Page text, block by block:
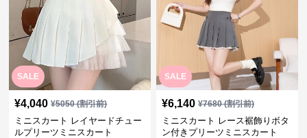
SALE
¥4,040 ¥5050(割引前)
ミニスカート レイヤードチュー
ルプリーツミニスカート
SALE
¥6,140 ¥7680(割引前)
ミニスカート レース裾飾りボタ
ン付きプリーツミニスカート